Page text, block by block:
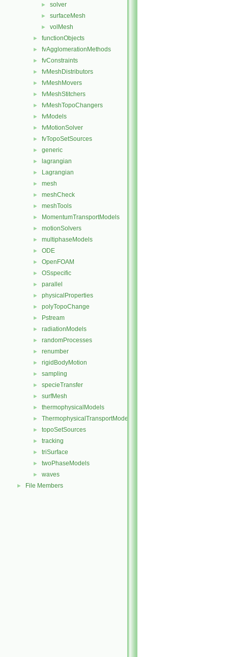
► solver
► surfaceMesh
► volMesh
► functionObjects
► fvAgglomerationMethods
► fvConstraints
► fvMeshDistributors
► fvMeshMovers
► fvMeshStitchers
► fvMeshTopoChangers
► fvModels
► fvMotionSolver
► fvTopoSetSources
► generic
► lagrangian
► Lagrangian
► mesh
► meshCheck
► meshTools
► MomentumTransportModels
► motionSolvers
► multiphaseModels
► ODE
► OpenFOAM
► OSspecific
► parallel
► physicalProperties
► polyTopoChange
► Pstream
► radiationModels
► randomProcesses
► renumber
► rigidBodyMotion
► sampling
► specieTransfer
► surfMesh
► thermophysicalModels
► ThermophysicalTransportModels
► topoSetSources
► tracking
► triSurface
► twoPhaseModels
► waves
► File Members